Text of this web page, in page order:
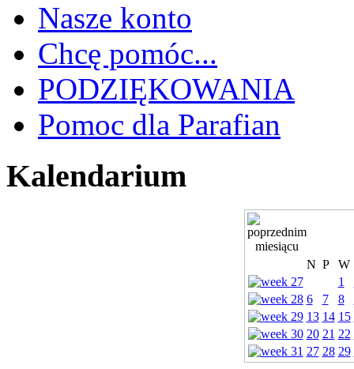
Nasze konto
Chcę pomóc...
PODZIĘKOWANIA
Pomoc dla Parafian
Kalendarium
N P W
1
6
7 8
13 14 15
20 21 22
27 28 29